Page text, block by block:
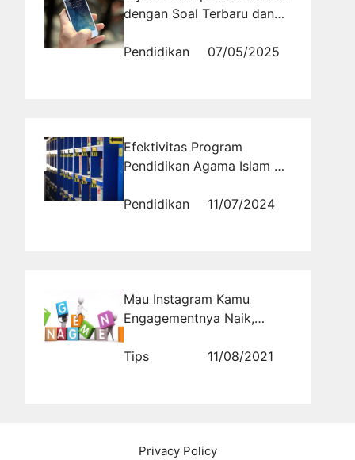
dengan Soal Terbaru dan
Pendidikan
07/05/2025
Efektivitas Program
Pendidikan Agama Islam di
Masoem
Pendidikan 11/07/2024
Mau Instagram Kamu
Engagementnya Naik,
Tips
11/08/2021
Privacy Policy